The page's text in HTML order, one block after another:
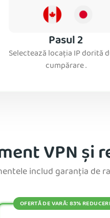
Pasul 2
Selectează locația IP dorită
cumpărare .
VPN și
includ garanția de
OFERTĂ DE VARĂ: 83%